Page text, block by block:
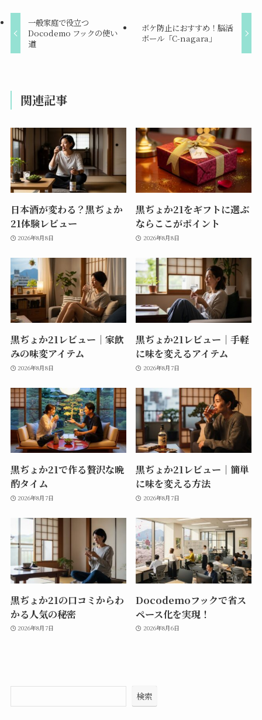
一般家庭で役立つ
Docodemo フックの使い
道
ボケ防止におすすめ！脳活
ボール「C-nagara」
関連記事
日本酒が変わる？黒ぢょか
21体験レビュー
2026年8月8日
黒ぢょか21をギフトに選ぶ
ならここがポイント
2026年8月8日
黒ぢょか21レビュー｜家飲
みの味変アイテム
2026年8月8日
黒ぢょか21レビュー｜手軽
に味を変えるアイテム
2026年8月7日
黒ぢょか21で作る贅沢な晩
酌タイム
2026年8月7日
黒ぢょか21レビュー｜簡単
に味を変える方法
2026年8月7日
黒ぢょか21の口コミからわ
かる人気の秘密
2026年8月7日
Docodemoフックで省ス
ペース化を実現！
2026年8月6日
検索